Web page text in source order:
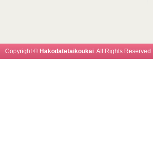
Copyright © Hakodatetaikoukai. All Rights Reserved.